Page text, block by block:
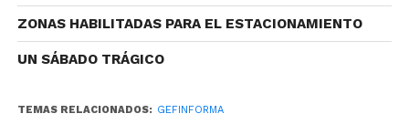
antes, evadieron el control policial, luego de ser
el procedimiento se secuestró un auto marca
La Calera.
ZONAS HABILITADAS PARA EL ESTACIONAMIENTO
UN SÁBADO TRÁGICO
TEMAS RELACIONADOS: GEFINFORMA